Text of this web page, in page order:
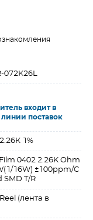
072K26L
входит в
поставок
1%
0402 2.26K Ohm
16W) ±100ppm/C
SMD T/R
(лента в